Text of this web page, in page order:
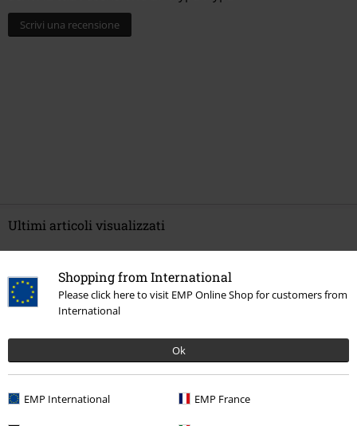
Shopping from International
Please click here to visit EMP Online Shop for customers from
International
Ok
EMP International EMP France
Scrivi una recensione
Ultimi articoli visualizzati
19,99 €